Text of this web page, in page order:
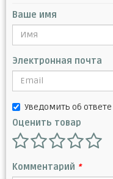
Ваше имя
Электронная почта
Уведомить об ответе
Оценить товар
Комментарий *